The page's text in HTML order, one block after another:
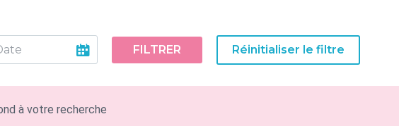
FILTRER Réinitialiser le filtre
à votre recherche